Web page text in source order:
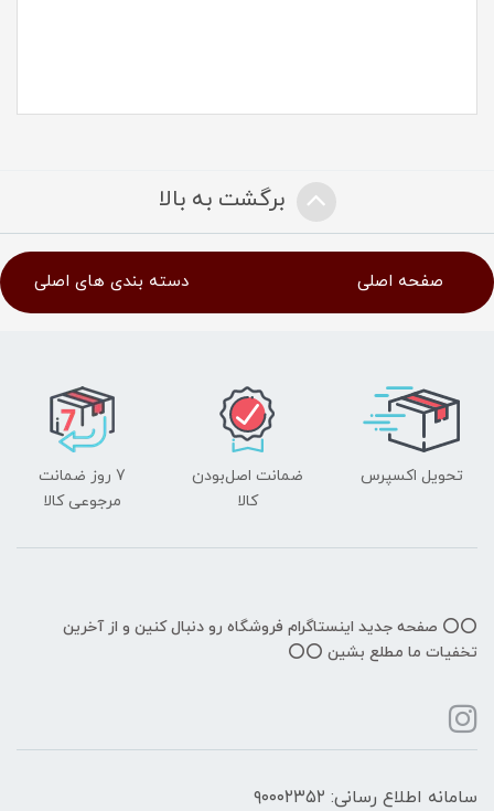
برگشت به بالا
صفحه اصلی دسته بندی های اصلی
تحویل اکسپرس
ضمانت اصل‌بودن
کالا
7 روز ضمانت
مرجوعی کالا
⭕️⭕️ صفحه جدید اینستاگرام فروشگاه رو دنبال کنین و از آخرین
تخفیات ما مطلع بشین ⭕️⭕️
سامانه اطلاع رسانی: ۹۰۰۰۲۳۵۲